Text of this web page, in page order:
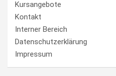
Kursangebote
Kontakt
Interner Bereich
Datenschutzerklärung
Impressum